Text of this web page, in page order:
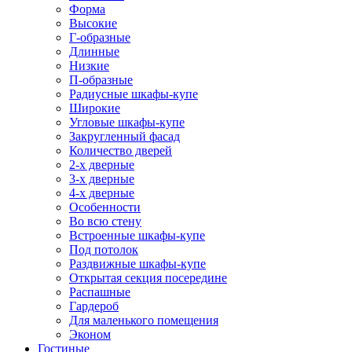
Форма
Высокие
Г-образные
Длинные
Низкие
П-образные
Радиусные шкафы-купе
Широкие
Угловые шкафы-купе
Закругленный фасад
Количество дверей
2-х дверные
3-х дверные
4-х дверные
Особенности
Во всю стену
Встроенные шкафы-купе
Под потолок
Раздвижные шкафы-купе
Открытая секция посередине
Распашные
Гардероб
Для маленького помещения
Эконом
Гостиные